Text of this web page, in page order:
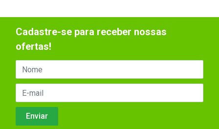
Cadastre-se para receber nossas
ofertas!